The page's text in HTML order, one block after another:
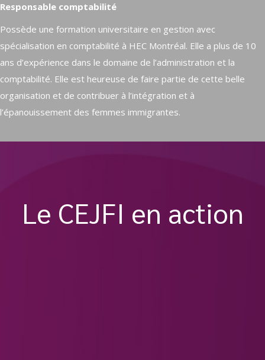
Responsable comptabilité
Possède une formation universitaire en gestion avec
spécialisation en comptabilité à HEC Montréal. Elle a plus de 10
ans d’expérience dans le domaine de l’administration et la
comptabilité. Elle est heureuse de faire partie de cette belle
organisation et de contribuer à l’intégration et à
l’épanouissement des femmes immigrantes.
Le CEJFI en action